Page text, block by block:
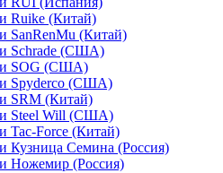
Ruike (Китай)
SanRenMu (Китай)
Schrade (США)
SOG (США)
Spyderco (США)
SRM (Китай)
Steel Will (США)
Tac-Force (Китай)
Кузница Семина (Россия)
Ножемир (Россия)